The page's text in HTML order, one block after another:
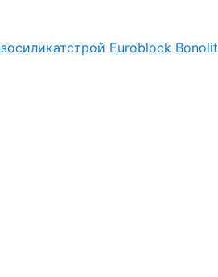
Euroblock Bonolit